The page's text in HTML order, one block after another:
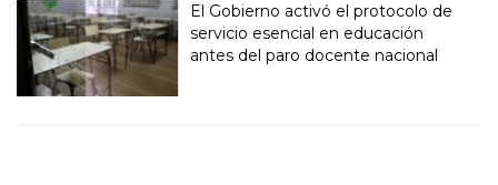
El Gobierno activó el protocolo de
servicio esencial en educación
antes del paro docente nacional